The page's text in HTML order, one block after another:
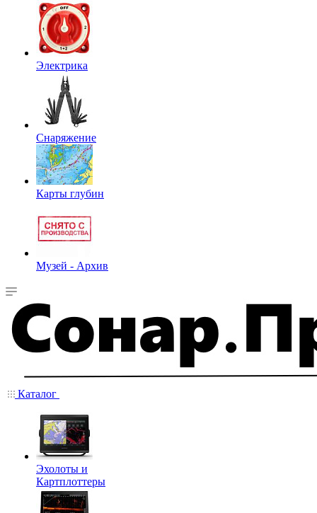
Электрика
Снаряжение
Карты глубин
Музей - Архив
Каталог
Эхолоты и
Картплоттеры